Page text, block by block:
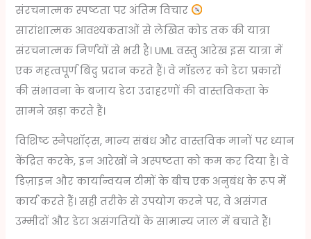
संरचनात्मक स्पष्टता पर अंतिम विचार
सारांशात्मक आवश्यकताओं से लेखित कोड तक की यात्रा
संरचनात्मक निर्णयों से भरी है। UML वस्तु आरेख इस यात्रा में
एक महत्वपूर्ण बिंदु प्रदान करते हैं। वे मॉडलर को डेटा प्रकारों
की संभावना के बजाय डेटा उदाहरणों की वास्तविकता के
सामने खड़ा करते हैं।
विशिष्ट स्नैपशॉट्स, मान्य संबंध और वास्तविक मानों पर ध्यान
केंद्रित करके, इन आरेखों ने अस्पष्टता को कम कर दिया है। वे
डिज़ाइन और कार्यान्वयन टीमों के बीच एक अनुबंध के रूप में
कार्य करते हैं। सही तरीके से उपयोग करने पर, वे असंगत
उम्मीदों और डेटा असंगतियों के सामान्य जाल में बचाते हैं।